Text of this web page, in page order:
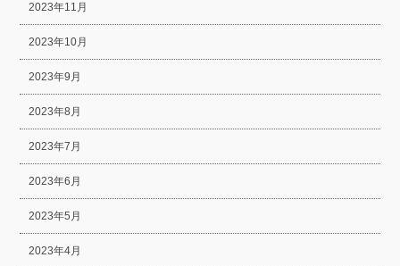
2023年11月
2023年10月
2023年9月
2023年8月
2023年7月
2023年6月
2023年5月
2023年4月